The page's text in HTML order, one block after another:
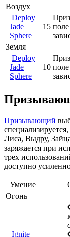
Воздух
Deploy
Jade
Sphere
15
Земля
Deploy
Jade
Sphere
10
Призывающий
Лиса, Выдру,
заряжается при
трех
доступно
Умение
Огонь
Ignite